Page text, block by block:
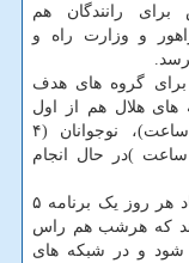
رانندگان هم
و وزارت راه و
برای گروه های هدف
هلال هم از اول
مردادماه در چهارگروه هدف کودکان (۳ ساعت)، نوجوانان (۴
ساعت)، جوانان (۶ ساعت)و بزرگسالان (۸ ساعت )در حال انجام
به قول وی دانش آموزان هم از راه کانال شاد هر روز یک برنامه ۵
تا ۱۵ شهریور دارند که هرشب هم راس
می شود و در شبکه های